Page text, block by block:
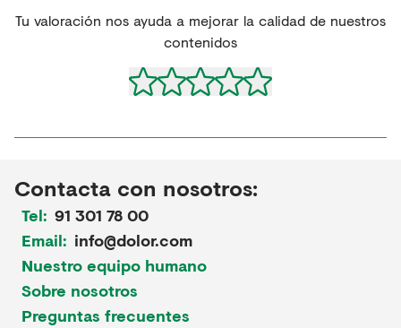
Tu valoración nos ayuda a mejorar la calidad de nuestros
contenidos
Contacta con nosotros:
Tel: 91 301 78 00
Email: info@dolor.com
Nuestro equipo humano
Sobre nosotros
Preguntas frecuentes